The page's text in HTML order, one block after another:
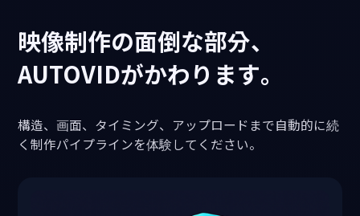
映像制作の面倒な部分、
AUTOVIDがかわります。
構造、画面、タイミング、アップロードまで自動的に続
く制作パイプラインを体験してください。